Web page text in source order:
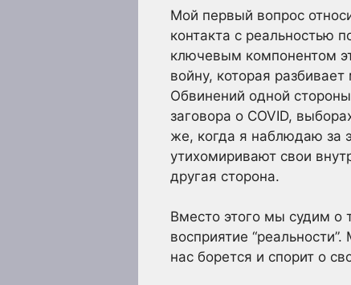
Мой первый вопрос
контакта с реальностью
ключевым компонентом
войну, которая
Обвинений одной
заговора о COVID,
же, когда я наблюдаю за
утихомиривают свои
другая сторона.
Вместо этого мы судим о
восприятие
нас борется и спорит о